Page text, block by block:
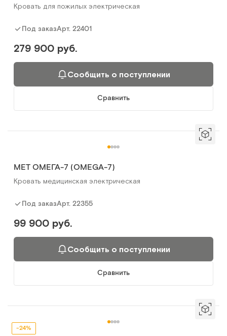
Кровать для пожилых электрическая
Под заказАрт. 22401
279 900 руб.
Сообщить о поступлении
Сравнить
МЕТ ОМЕГА-7 (OMEGA-7)
Кровать медицинская электрическая
Под заказАрт. 22355
99 900 руб.
Сообщить о поступлении
Сравнить
-24%